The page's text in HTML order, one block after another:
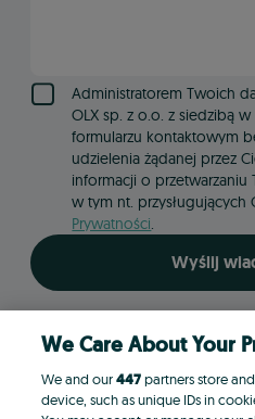
Administratorem Twoich
OLX sp. z o.o. z siedzibą
formularzu kontaktowym
udzielenia żądanej przez
informacji o
w tym nt.
Prywatności.
Wyślij
We Care About Your
We and our447partners store
device, such as unique IDs in